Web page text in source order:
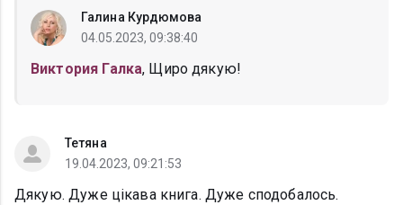
Галина Курдюмова
04.05.2023, 09:38:40
Виктория Галка, Щиро дякую!
Тетяна
19.04.2023, 09:21:53
Дякую. Дуже цікава книга. Дуже сподобалось.